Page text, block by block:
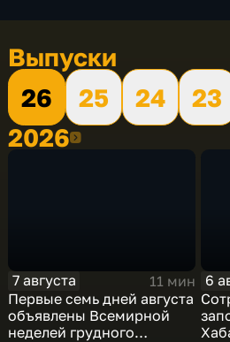
Выпуски
26
25 24 23
20262026
7 августа
11 мин
Первые семь дней августа
объявлены Всемирной
неделей грудного
6